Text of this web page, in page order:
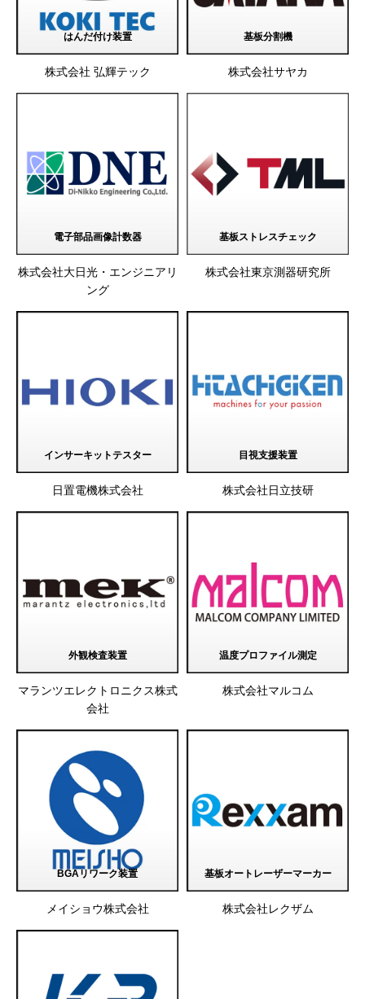
はんだ付け装置
株式会社 弘輝テック
基板分割機
株式会社サヤカ
電子部品画像計数器
株式会社大日光・エンジニアリ
ング
基板ストレスチェック
株式会社東京測器研究所
インサーキットテスター
日置電機株式会社
目視支援装置
株式会社日立技研
外観検査装置
マランツエレクトロニクス株式
会社
温度プロファイル測定
株式会社マルコム
BGAリワーク装置
メイショウ株式会社
基板オートレーザーマーカー
株式会社レクザム